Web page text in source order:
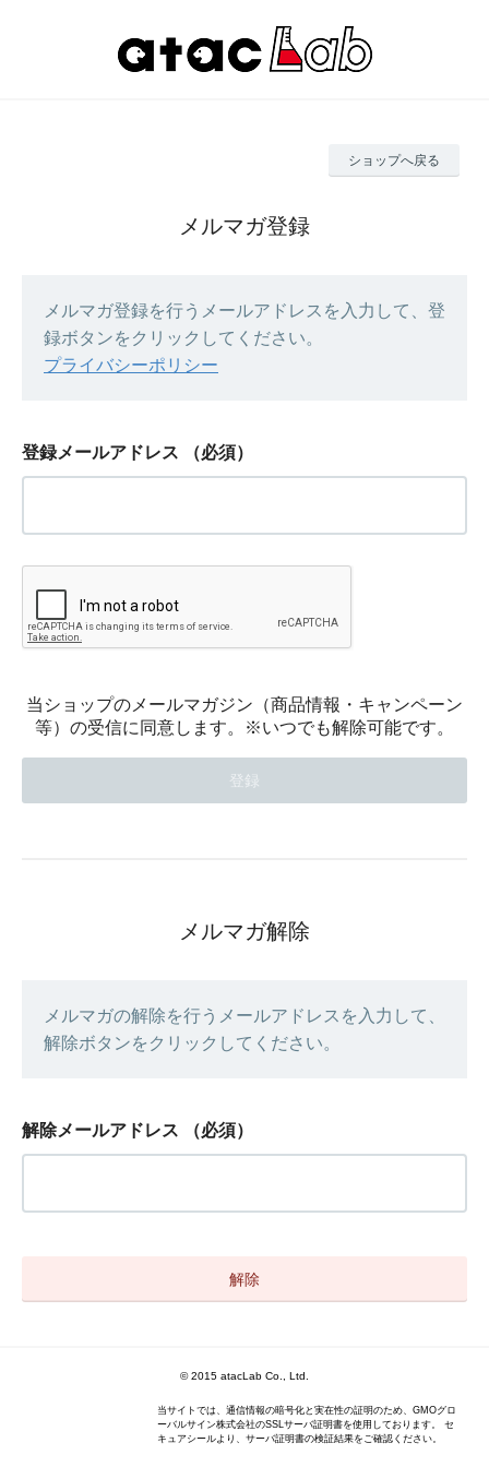
ショップへ戻る
メルマガ登録
メルマガ登録を行うメールアドレスを入力して、登
録ボタンをクリックしてください。
プライバシーポリシー
登録メールアドレス （必須）
当ショップのメールマガジン（商品情報・キャンペーン
等）の受信に同意します。※いつでも解除可能です。
メルマガ解除
メルマガの解除を行うメールアドレスを入力して、
解除ボタンをクリックしてください。
解除メールアドレス （必須）
© 2015 atacLab Co., Ltd.
当サイトでは、通信情報の暗号化と実在性の証明のため、GMOグロ
ーバルサイン株式会社のSSLサーバ証明書を使用しております。 セ
キュアシールより、サーバ証明書の検証結果をご確認ください。